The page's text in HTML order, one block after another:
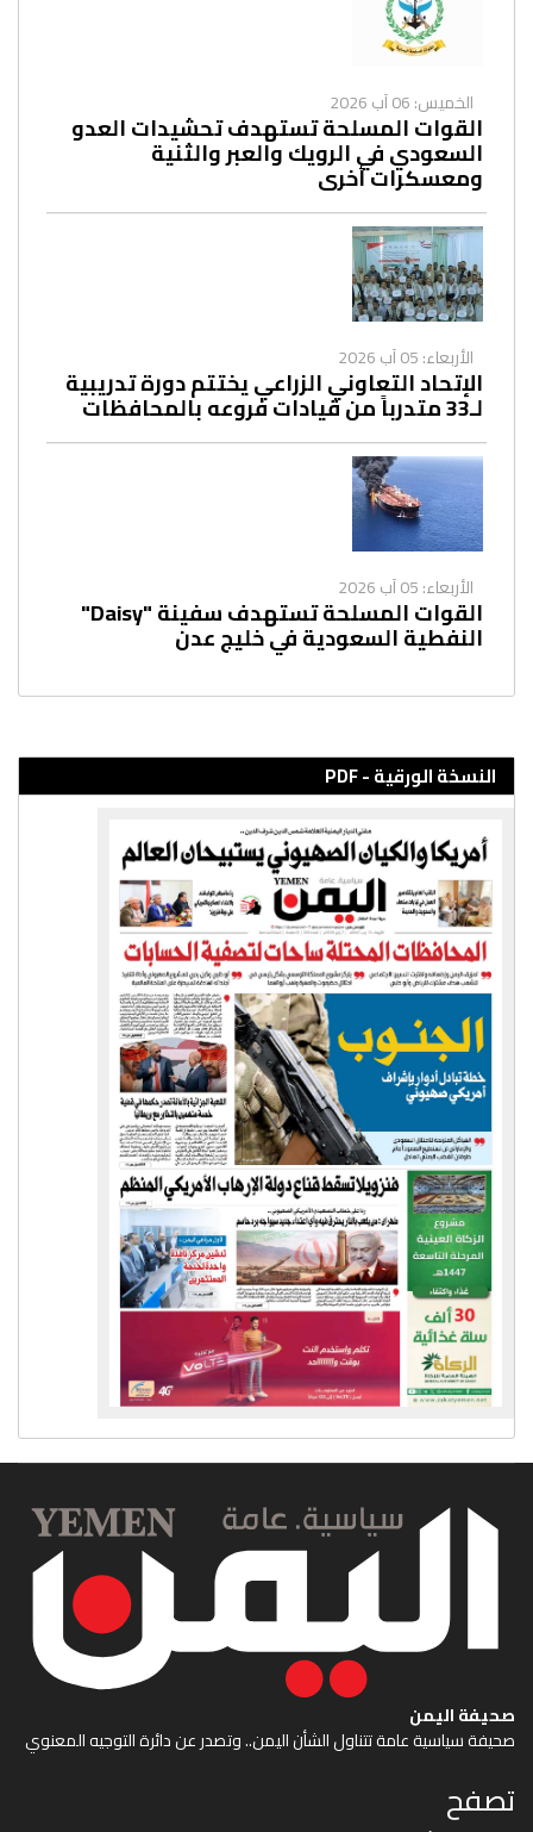
الخميس: 06 آب 2026
القوات المسلحة تستهدف تحشيدات العدو
السعودي في الرويك والعبر والثنية
ومعسكرات أخرى
الأربعاء: 05 آب 2026
الإتحاد التعاوني الزراعي يختتم دورة تدريبية
لـ33 متدرباً من قيادات فروعه بالمحافظات
الأربعاء: 05 آب 2026
القوات المسلحة تستهدف سفينة "Daisy"
النفطية السعودية في خليج عدن
النسخة الورقية - PDF
صحيفة اليمن
صحيفة سياسية عامة تتناول الشأن اليمن.. وتصدر عن دائرة التوجيه المعنوي
تصفح